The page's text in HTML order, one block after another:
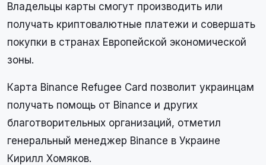
Владельцы карты смогут производить или
получать криптовалютные платежи и совершать
покупки в странах Европейской экономической
зоны.
Карта Binance Refugee Card позволит украинцам
получать помощь от Binance и других
благотворительных организаций, отметил
генеральный менеджер Binance в Украине
Кирилл Хомяков.